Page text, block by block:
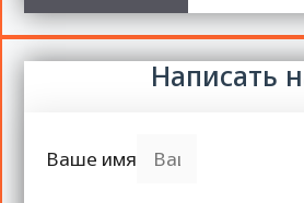
Написать
Ваше имя